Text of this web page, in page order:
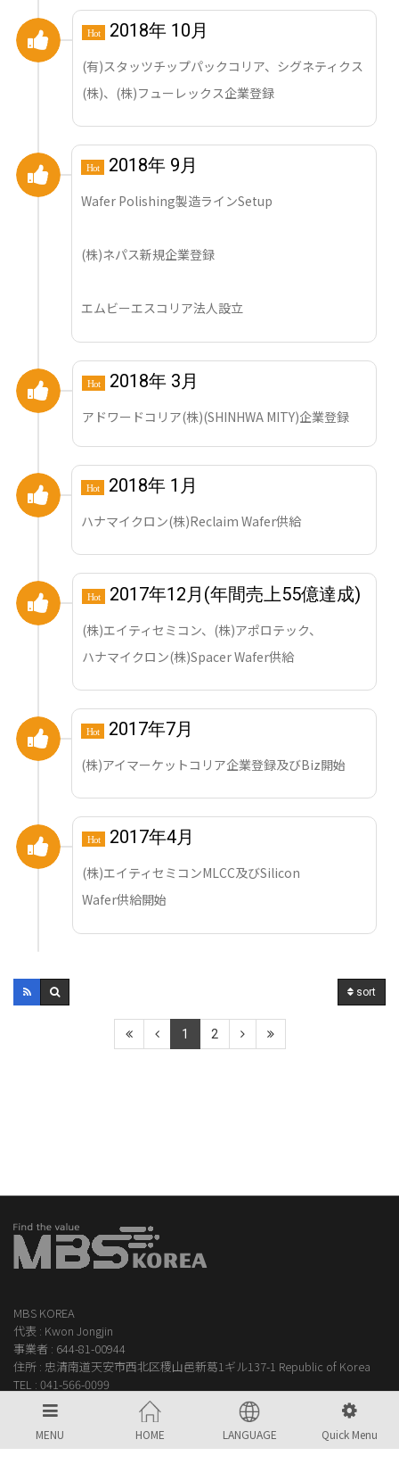
HOME
MENU LANGUAGE Quick Menu
Hot 2018年 10月
(有)スタッツチップパックコリア、シグネティクス
(株)、(株)フューレックス企業登録
Hot 2018年 9月
Wafer Polishing製造ラインSetup
(株)ネパス新規企業登録
エムビーエスコリア法人設立
Hot 2018年 3月
アドワードコリア(株)(SHINHWA MITY)企業登録
Hot 2018年 1月
ハナマイクロン(株)Reclaim Wafer供給
Hot 2017年12月(年間売上55億達成)
(株)エイティセミコン、(株)アポロテック、
ハナマイクロン(株)Spacer Wafer供給
Hot 2017年7月
(株)アイマーケットコリア企業登録及びBiz開始
Hot 2017年4月
(株)エイティセミコンMLCC及びSilicon
Wafer供給開始
sort
1 2
MBS KOREA
代表 : Kwon Jongjin
事業者 : 644-81-00944
住所 : 忠清南道天安市西北区稷山邑新葛1ギル137-1 Republic of Korea
TEL : 041-566-0099
FAX : 0504-250-0101
Email :jacob@mbs-korea.com
COPYRIGHT © 2021 MBS KOREA ALL RIGHTS RESERVED.